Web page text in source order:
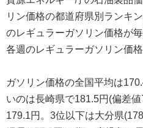
リン価格の都道府県別ランキ
のレギュラーガソリン価格が
各週のレギュラーガソリン価
ガソリン価格の全国平均は
いのは長崎県で181.5円(偏差
179.1円。3位以下は大分県